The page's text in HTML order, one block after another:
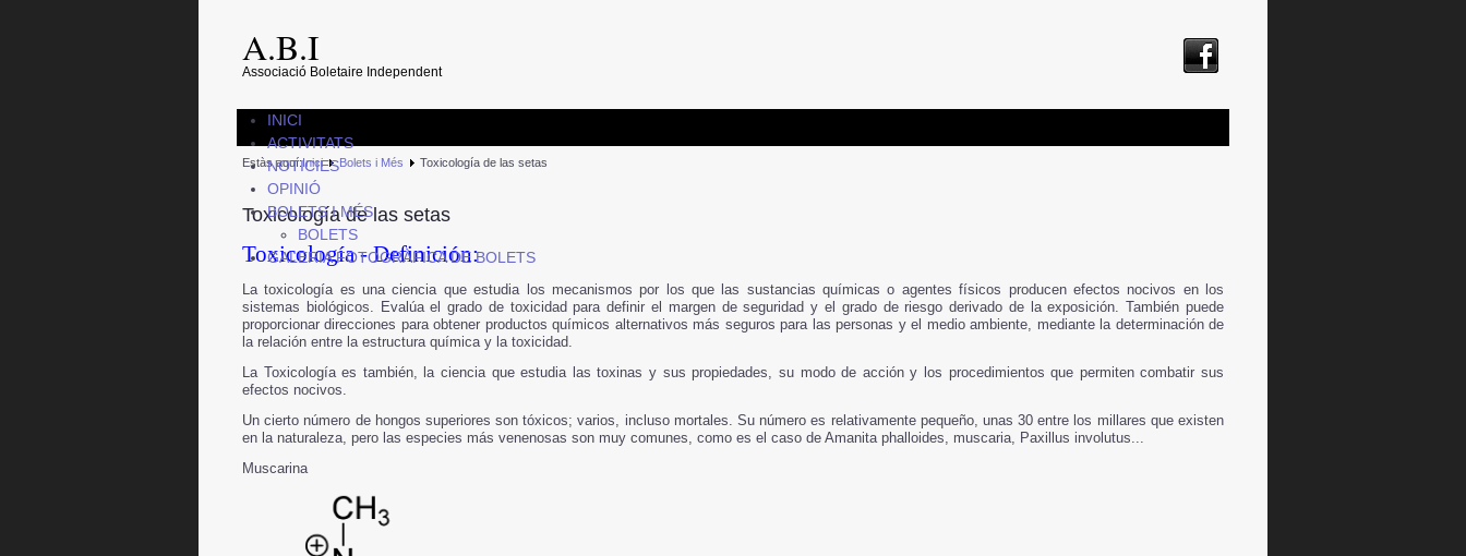
A.B.I
Associació Boletaire Independent
INICI
ACTIVITATS
NOTICIES
OPINIÓ
BOLETS I MÉS
BOLETS
GALERIA FOTOGRÀFICA DE BOLETS
Estàs aquí:Inici Bolets i Més Toxicología de las setas
Toxicología de las setas
Toxicología - Definición:
La toxicología es una cienciaque estudia los mecanismos por los que las sustancias químicas o agentes físicos producen efectos nocivos en los
sistemas biológicos. Evalúa el grado de toxicidad para definir el margen de seguridad y el grado de riesgo derivado de la exposición. También puede
proporcionar direcciones para obtener productos químicos alternativos más seguros para las personas y el medio ambiente, mediante la determinación de
la relación entre la estructura química y la toxicidad.
La Toxicología es también, la ciencia que estudia las toxinas y sus propiedades, su modo de acción y los procedimientos que permiten combatir sus
efectos nocivos.
Un cierto número de hongos superiores son tóxicos; varios, incluso mortales. Su número es relativamente pequeño, unas 30 entre los millares que existen
en la naturaleza, pero las especies más venenosas son muy comunes, como es el caso de Amanita phalloides, muscaria, Paxillus involutus...
Muscarina